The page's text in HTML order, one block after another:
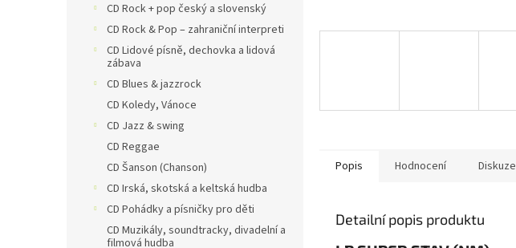
CD Rock + pop český a slovenský
CD Rock & Pop – zahraniční interpreti
CD Lidové písně, dechovka a lidová
zábava
CD Blues & jazzrock
CD Koledy, Vánoce
CD Jazz & swing
CD Reggae
CD Šanson (Chanson)
CD Irská, skotská a keltská hudba
CD Pohádky a písničky pro děti
CD Muzikály, soundtracky, divadelní a
filmová hudba
Popis Hodnocení Diskuze
Detailní popis produktu